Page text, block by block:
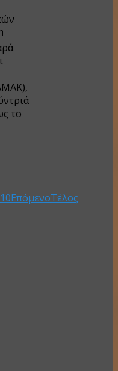
η
το
10ΕπόμενοΤέλος